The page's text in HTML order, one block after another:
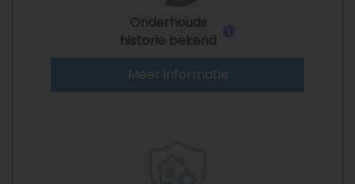
Onderhouds
historie bekend
Meer informatie